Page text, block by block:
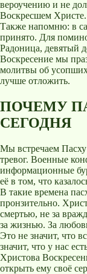
вероучению и не
Воскресшем Христе.
Также напомню: в
принято. Для
Радоница, девятый
Воскресение мы
молитвы об
лучше отложить.
ПОЧЕМУ
СЕГОДНЯ
Мы встречаем
тревог. Военные
информационные
её в том, что
В такие времена
пронзительно.
смертью, не за
за жизнью. За
Это не значит, что
значит, что у нас
Христова
открыть ему своё